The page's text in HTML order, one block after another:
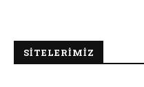
SİTELERİMİZ